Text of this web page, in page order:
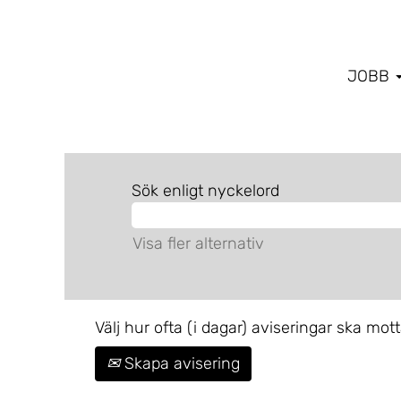
JOBB
Sök enligt nyckelord
Visa fler alternativ
Välj hur ofta (i dagar) aviseringar ska
Skapa avisering